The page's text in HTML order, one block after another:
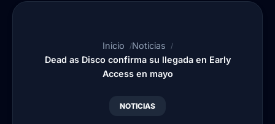
Inicio
Noticias
Dead as Disco confirma su llegada en Early
Access en mayo
NOTICIAS